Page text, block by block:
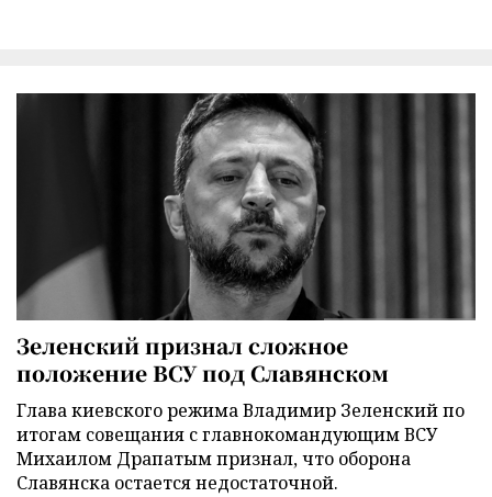
Зеленский признал сложное
положение ВСУ под Славянском
Глава киевского режима Владимир Зеленский по
итогам совещания с главнокомандующим ВСУ
Михаилом Драпатым признал, что оборона
Славянска остается недостаточной.